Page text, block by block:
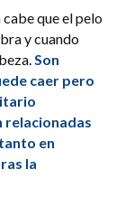
que el pelo
y cuando
Son
caer pero
relacionadas
en
la